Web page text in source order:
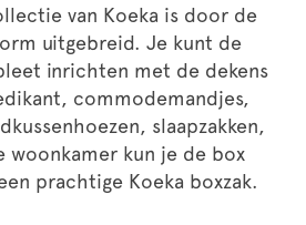
van Koeka is door de
uitgebreid. Je kunt de
inrichten met de dekens
commodemandjes,
slaapzakken,
woonkamer kun je de box
prachtige Koeka boxzak.